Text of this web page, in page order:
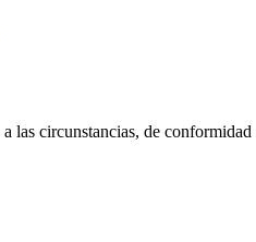
circunstancias, de